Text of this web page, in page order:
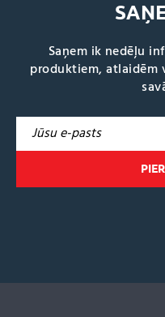
Saņem ik nedēļu
produktiem, atlaidēm